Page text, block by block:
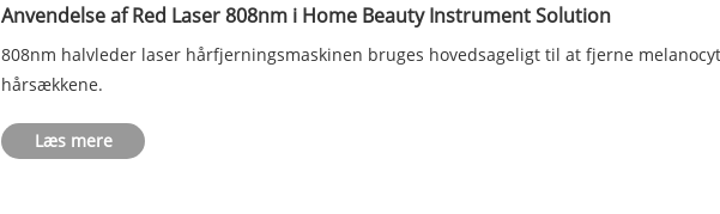
Anvendelse af Red Laser 808nm i Home Beauty Instrument Solution
808nm halvleder laser hårfjerningsmaskinen bruges hovedsageligt til at fjerne
hårsækkene.
Læs mere